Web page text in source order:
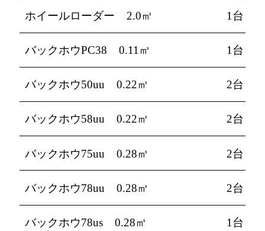
ホイールローダー 2.0㎥ 1台
バックホウPC38 0.11㎥ 1台
バックホウ50uu 0.22㎥ 2台
バックホウ58uu 0.22㎥ 2台
バックホウ75uu 0.28㎥ 2台
バックホウ78uu 0.28㎥ 2台
バックホウ78us 0.28㎥ 1台